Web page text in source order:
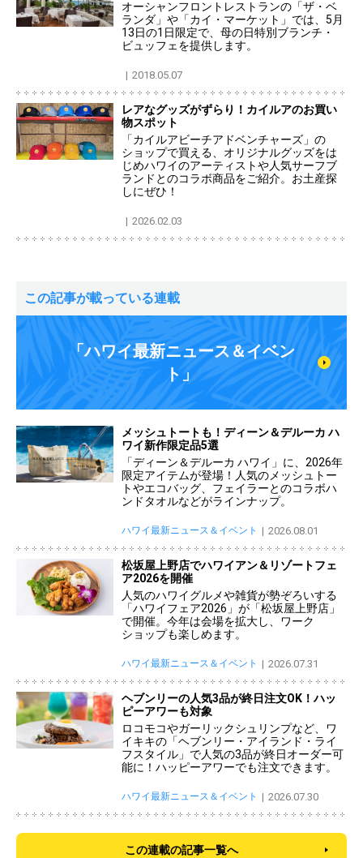
オーシャンフロントレストランの「ザ・ベ
ランダ」や「カイ・マーケット」では、5月
13日の1日限定で、母の日特別ブランチ・
ビュッフェを提供します。
2018.05.07
レアなグッズがずらり！カイルアのお買い
物スポット
「カイルアビーチアドベンチャーズ」の
ショップで買える、オリジナルグッズをは
じめハワイのアーティストや人気サーフブ
ランドとのコラボ商品をご紹介。お土産探
しにぜひ！
2026.02.03
この記事が載っている連載
「ハワイ最新ニュース＆イベン
ト」
メッシュトートも！ディーン＆デルーカ ハ
ワイ新作限定品5選
「ディーン＆デルーカ ハワイ」に、2026年
限定アイテムが登場！人気のメッシュトー
トやエコバッグ、フェイラーとのコラボハ
ンドタオルなどがラインナップ。
ハワイ最新ニュース＆イベント 2026.08.01
松坂屋上野店でハワイアン＆リゾートフェ
ア2026を開催
人気のハワイグルメや雑貨が勢ぞろいする
「ハワイフェア2026」が「松坂屋上野店」
で開催。今年は会場を拡大し、ワーク
ショップも楽しめます。
ハワイ最新ニュース＆イベント 2026.07.31
ヘブンリーの人気3品が終日注文OK！ハッ
ピーアワーも対象
ロコモコやガーリックシュリンプなど、ワ
イキキの「ヘブンリー・アイランド・ライ
フスタイル」で人気の3品が終日オーダー可
能に！ハッピーアワーでも注文できます。
ハワイ最新ニュース＆イベント 2026.07.30
この連載の記事一覧へ